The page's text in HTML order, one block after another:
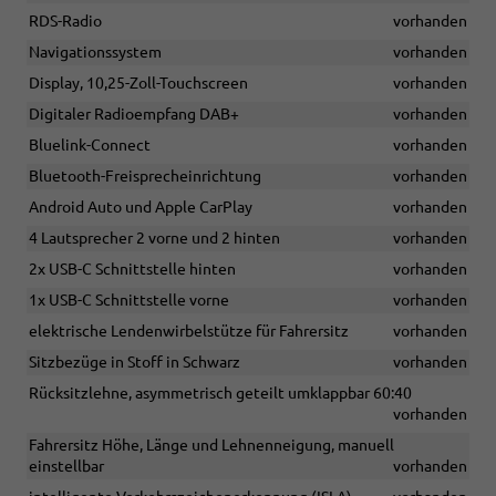
RDS-Radio
vorhanden
Navigationssystem
vorhanden
Display, 10,25-Zoll-Touchscreen
vorhanden
Digitaler Radioempfang DAB+
vorhanden
Bluelink-Connect
vorhanden
Bluetooth-Freisprecheinrichtung
vorhanden
Android Auto und Apple CarPlay
vorhanden
4 Lautsprecher 2 vorne und 2 hinten
vorhanden
2x USB-C Schnittstelle hinten
vorhanden
1x USB-C Schnittstelle vorne
vorhanden
elektrische Lendenwirbelstütze für Fahrersitz
vorhanden
Sitzbezüge in Stoff in Schwarz
vorhanden
Rücksitzlehne, asymmetrisch geteilt umklappbar 60:40
vorhanden
Fahrersitz Höhe, Länge und Lehnenneigung, manuell
einstellbar
vorhanden